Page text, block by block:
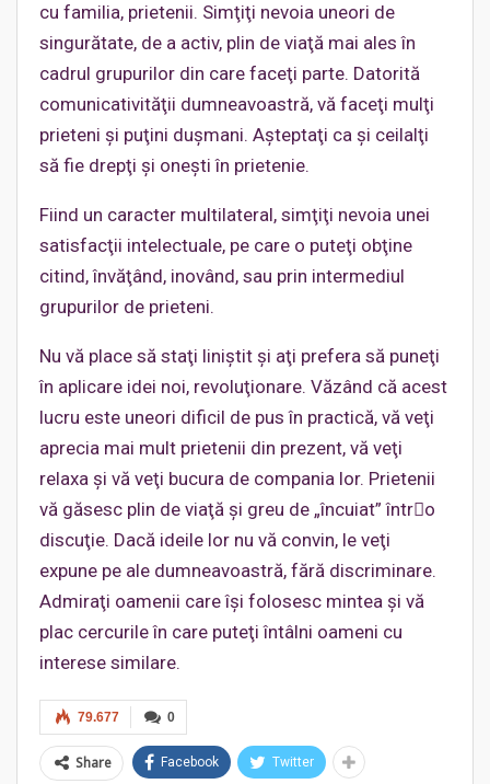
cu familia, prietenii. Simţiţi nevoia uneori de
singurătate, de a activ, plin de viaţă mai ales în
cadrul grupurilor din care faceţi parte. Datorită
comunicativităţii dumneavoastră, vă faceţi mulţi
prieteni şi puţini duşmani. Aşteptaţi ca şi ceilalţi
să fie drepţi şi oneşti în prietenie.
Fiind un caracter multilateral, simţiţi nevoia unei
satisfacţii intelectuale, pe care o puteţi obţine
citind, învăţând, inovând, sau prin intermediul
grupurilor de prieteni.
Nu vă place să staţi liniştit şi aţi prefera să puneţi
în aplicare idei noi, revoluţionare. Văzând că acest
lucru este uneori dificil de pus în practică, vă veţi
aprecia mai mult prietenii din prezent, vă veţi
relaxa şi vă veţi bucura de compania lor. Prietenii
vă găsesc plin de viaţă şi greu de „încuiat” într﷓o
discuţie. Dacă ideile lor nu vă convin, le veţi
expune pe ale dumneavoastră, fără discriminare.
Admiraţi oamenii care îşi folosesc mintea şi vă
plac cercurile în care puteţi întâlni oameni cu
interese similare.
0
79.677
Share Facebook Twitter